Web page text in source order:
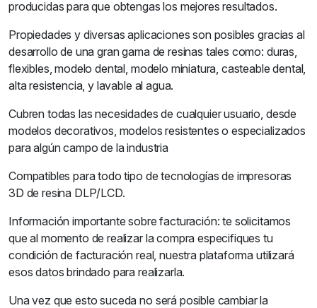
producidas para que obtengas los mejores resultados.
Propiedades y diversas aplicaciones son posibles gracias al
desarrollo de una gran gama de resinas tales como: duras,
flexibles, modelo dental, modelo miniatura, casteable dental,
alta resistencia, y lavable al agua.
Cubren todas las necesidades de cualquier usuario, desde
modelos decorativos, modelos resistentes o especializados
para algún campo de la industria
Compatibles para todo tipo de tecnologías de impresoras
3D de resina DLP/LCD.
Información importante sobre facturación: te solicitamos
que al momento de realizar la compra especifiques tu
condición de facturación real, nuestra plataforma utilizará
esos datos brindado para realizarla.
Una vez que esto suceda no será posible cambiar la